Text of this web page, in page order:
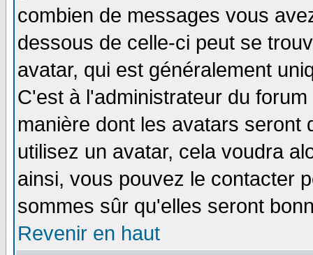
combien de messages vous
dessous de celle-ci peut se
avatar, qui est généralement
C'est à l'administrateur du
manière dont les avatars seront
utilisez un avatar, cela voudra
ainsi, vous pouvez le contacter
sommes sûr qu'elles seront
Revenir en haut